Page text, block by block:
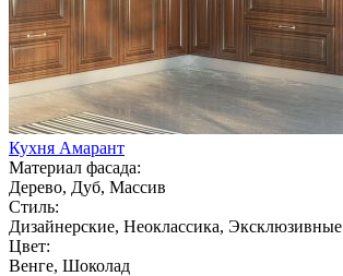
Кухня Амарант
Материал фасада:
Дерево, Дуб, Массив
Стиль:
Дизайнерские, Неоклассика, Эксклюзивные
Цвет:
Венге, Шоколад